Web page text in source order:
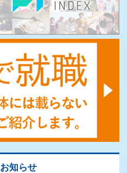
お知らせ